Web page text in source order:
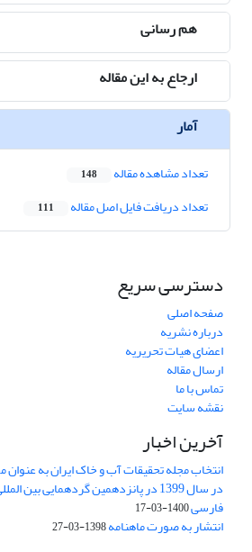
هم رسانی
ارجاع به این مقاله
آمار
تعداد مشاهده مقاله 148
تعداد دریافت فایل اصل مقاله 111
دسترسی سریع
صفحه اصلی
درباره نشریه
اعضای هیات تحریریه
ارسال مقاله
تماس با ما
نقشه سایت
آخرین اخبار
انتخاب مجله تحقیقات آب و خاک ایران به عنوان
در سال 1399 در پانزدهمین گردهمایی
فارسی1400-03-17
انتشار به صورت ماهنامه1398-03-27